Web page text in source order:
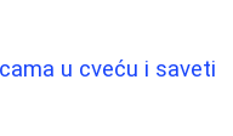
u cveću i saveti